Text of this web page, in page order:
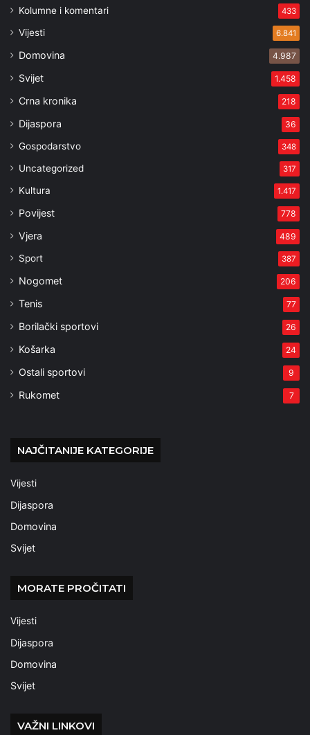
Kolumne i komentari 433
Vijesti 6.841
Domovina 4.987
Svijet 1.458
Crna kronika 218
Dijaspora 36
Gospodarstvo 348
Uncategorized 317
Kultura 1.417
Povijest 778
Vjera 489
Sport 387
Nogomet 206
Tenis 77
Borilački sportovi 26
Košarka 24
Ostali sportovi 9
Rukomet 7
NAJČITANIJE KATEGORIJE
Vijesti
Dijaspora
Domovina
Svijet
MORATE PROČITATI
Vijesti
Dijaspora
Domovina
Svijet
VAŽNI LINKOVI